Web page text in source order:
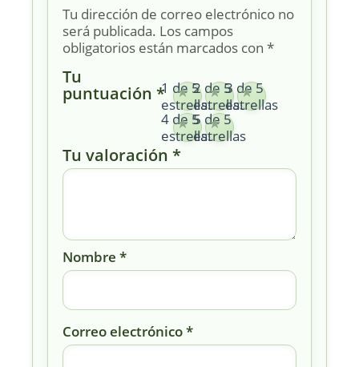
Tu dirección de correo electrónico no
será publicada. Los campos
obligatorios están marcados con *
Tu
puntuación *1 de 5
estrellas
2 de 5
estrellas
3 de 5
estrellas
4 de 5
estrellas
5 de 5
estrellas
Tu valoración *
Nombre *
Correo electrónico*